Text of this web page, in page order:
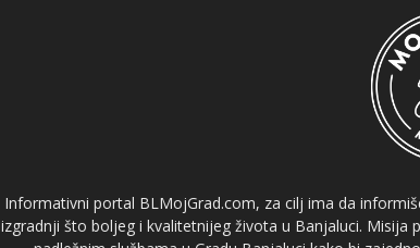
Informativni portal BLMojGrad.com, za cilj ima da
izgradnji što boljeg i kvalitetnijeg života u Banjaluci.